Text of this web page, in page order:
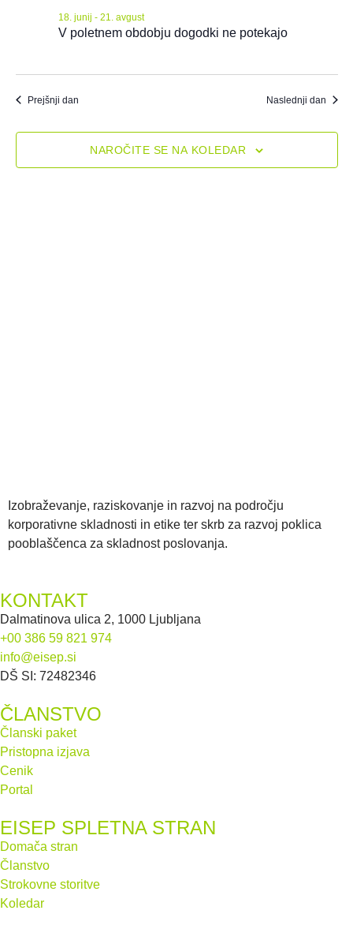
in
V poletnem obdobju dogodki ne potekajo
18. junij - 21. avgust
Prejšnji dan Naslednji dan
NAROČITE SE NA KOLEDAR
Izobraževanje, raziskovanje in razvoj na področju
korporativne skladnosti in etike ter skrb za razvoj poklica
pooblaščenca za skladnost poslovanja.
KONTAKT
Dalmatinova ulica 2, 1000 Ljubljana
+00 386 59 821 974
info@eisep.si
DŠ SI: 72482346
ČLANSTVO
Članski paket
Pristopna izjava
Cenik
Portal
EISEP SPLETNA STRAN
Domača stran
Članstvo
Strokovne storitve
Koledar